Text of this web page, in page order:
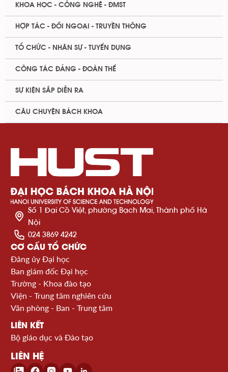
KHOA HỌC - CÔNG NGHỆ - ĐMST
HỢP TÁC - ĐỐI NGOẠI - TRUYỀN THÔNG
TỔ CHỨC - NHÂN SỰ - TUYỂN DỤNG
CÔNG TÁC ĐẢNG - ĐOÀN THỂ
SỰ KIỆN SẮP DIỄN RA
CÂU CHUYỆN BÁCH KHOA
Số 1 Đại Cồ Việt, phường Bạch Mai, Thành phố Hà
Nội
024 3869 4242
CƠ CẤU TỔ CHỨC
Đảng ủy Đại học
Ban giám đốc Đại học
Trường - Khoa đào tạo
Viện - Trung tâm nghiên cứu
Văn phòng - Ban - Trung tâm
LIÊN KẾT
Bộ giáo dục và Đào tạo
LIÊN HỆ